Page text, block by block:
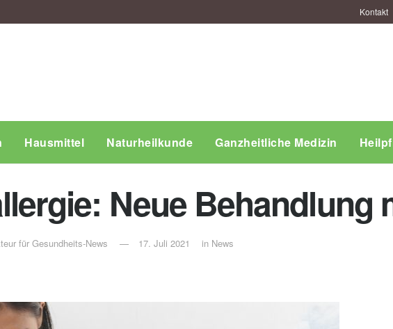
Kontakt
Hausmittel Naturheilkunde Ganzheitliche Medizin
Neue Behandlung
für Gesundheits-News
17. Juli 2021 in News